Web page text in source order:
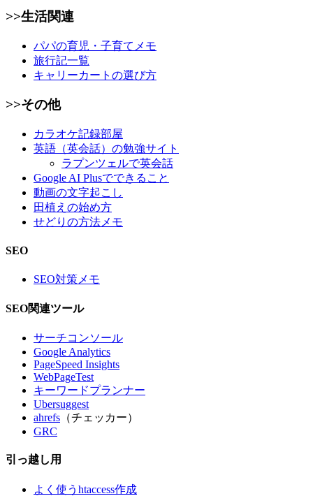
>>生活関連
パパの育児・子育てメモ
旅行記一覧
キャリーカートの選び方
>>その他
カラオケ記録部屋
英語（英会話）の勉強サイト
ラプンツェルで英会話
Google AI Plusでできること
動画の文字起こし
田植えの始め方
せどりの方法メモ
SEO
SEO対策メモ
SEO関連ツール
サーチコンソール
Google Analytics
PageSpeed Insights
WebPageTest
キーワードプランナー
Ubersuggest
ahrefs （チェッカー）
GRC
引っ越し用
よく使うhtaccess作成